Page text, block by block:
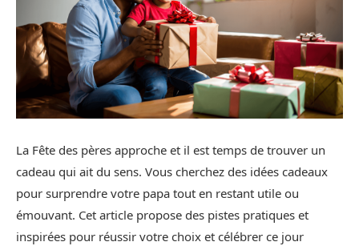
La Fête des pères approche et il est temps de trouver un
cadeau qui ait du sens. Vous cherchez des idées cadeaux
pour surprendre votre papa tout en restant utile ou
émouvant. Cet article propose des pistes pratiques et
inspirées pour réussir votre choix et célébrer ce jour